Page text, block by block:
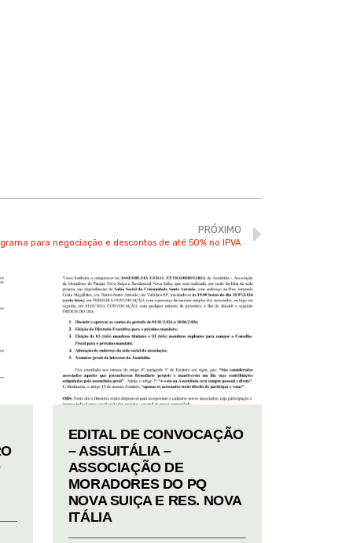
PRÓXIMO
para negociação e descontos de até 50% no IPVA
EDITAL DE CONVOCAÇÃO
– ASSUITÁLIA –
ASSOCIAÇÃO DE
MORADORES DO PQ
NOVA SUIÇA E RES. NOVA
ITÁLIA